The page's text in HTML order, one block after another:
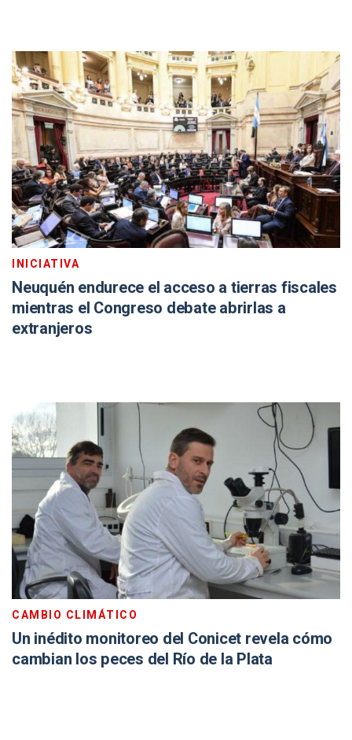
INICIATIVA
Neuquén endurece el acceso a tierras fiscales
mientras el Congreso debate abrirlas a
extranjeros
CAMBIO CLIMÁTICO
Un inédito monitoreo del Conicet revela cómo
cambian los peces del Río de la Plata